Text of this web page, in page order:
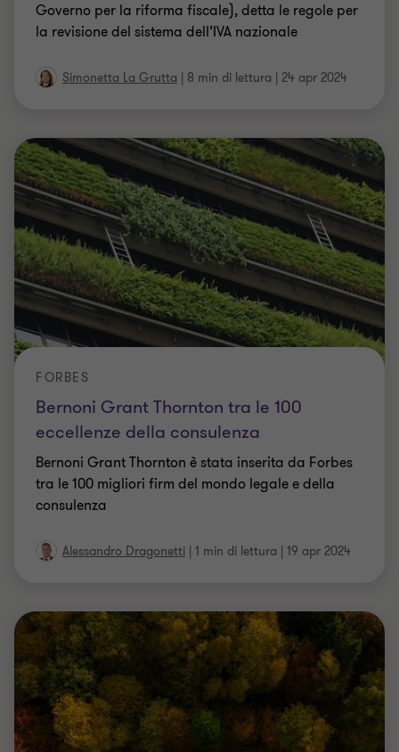
Governo per la riforma fiscale), detta le regole per
la revisione del sistema dell’IVA nazionale
Simonetta La Grutta | 8 min di lettura | 24 apr 2024
Bernoni Grant Thornton tra le 100
eccellenze della consulenza
FORBES
Bernoni Grant Thornton è stata inserita da Forbes
tra le 100 migliori firm del mondo legale e della
consulenza
Alessandro Dragonetti | 1 min di lettura | 19 apr 2024